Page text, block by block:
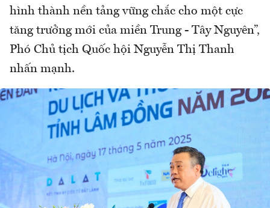
hình thành nền tảng vững chắc cho một cực
tăng trưởng mới của miền Trung - Tây Nguyên”,
Phó Chủ tịch Quốc hội Nguyễn Thị Thanh
nhấn mạnh.